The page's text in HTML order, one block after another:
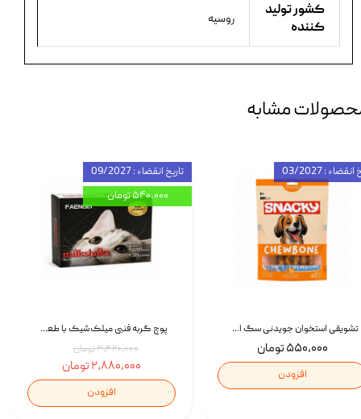
کشور تولید
کننده
روسیه
مشابه
پوچ گربه فنبی میلک‌شیک با طعم مرغ Faenbei Cat Milk Shake Pouch بسته 12 عددی
۳,۴۲۰,۰۰۰ تومان
۲,۸۸۰,۰۰۰ تومان
افزودن
تاریخ انقضاء : 09/2027
۵۴۰,۰۰۰ تومان
تشویقی استخوان جویدنی سگ اسنکی کرانچی با طعم مرغ Snacky Crunchy Munchy وزن 100 گرم
۵۵۰,۰۰۰ تومان
افزودن
: 03/2027